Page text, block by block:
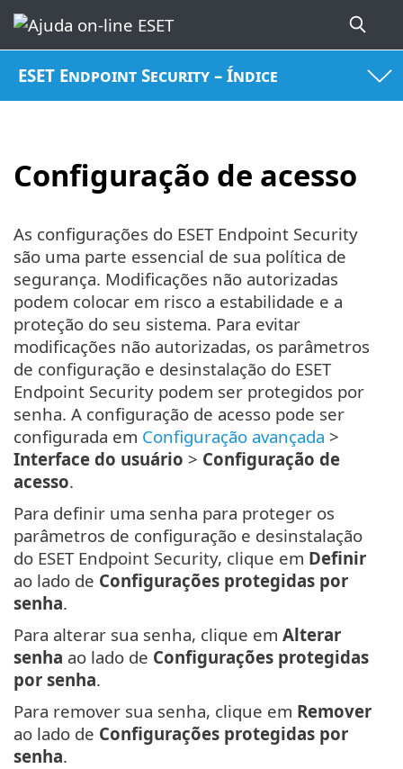
ESET Endpoint Security – Índice
Configuração de acesso
As configurações do ESET Endpoint Security
são uma parte essencial de sua política de
segurança. Modificações não autorizadas
podem colocar em risco a estabilidade e a
proteção do seu sistema. Para evitar
modificações não autorizadas, os parâmetros
de configuração e desinstalação do ESET
Endpoint Security podem ser protegidos por
senha. A configuração de acesso pode ser
configurada em Configuração avançada >
Interface do usuário > Configuração de
acesso.
Para definir uma senha para proteger os
parâmetros de configuração e desinstalação
do ESET Endpoint Security, clique em Definir
ao lado de Configurações protegidas por
senha.
Para alterar sua senha, clique em Alterar
senha ao lado de Configurações protegidas
por senha.
Para remover sua senha, clique em Remover
ao lado de Configurações protegidas por
senha.